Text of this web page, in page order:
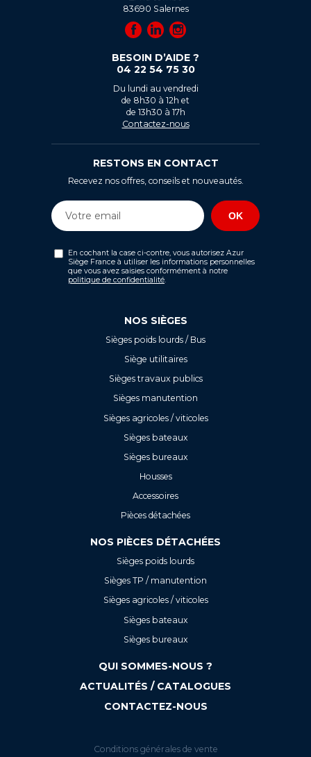
83690 Salernes
BESOIN D’AIDE ?
04 22 54 75 30
Du lundi au vendredi
de 8h30 à 12h et
de 13h30 à 17h
Contactez-nous
RESTONS EN CONTACT
Recevez nos offres, conseils et nouveautés.
En cochant la case ci-contre, vous autorisez Azur
Siège France à utiliser les informations personnelles
que vous avez saisies conformément à notre
politique de confidentialité.
NOS SIÈGES
Sièges poids lourds / Bus
Siège utilitaires
Sièges travaux publics
Sièges manutention
Sièges agricoles / viticoles
Sièges bateaux
Sièges bureaux
Housses
Accessoires
Pièces détachées
NOS PIÈCES DÉTACHÉES
Sièges poids lourds
Sièges TP / manutention
Sièges agricoles / viticoles
Sièges bateaux
Sièges bureaux
QUI SOMMES-NOUS ?
ACTUALITÉS / CATALOGUES
CONTACTEZ-NOUS
Conditions générales de vente